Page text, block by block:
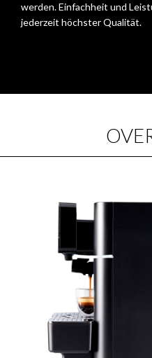
werden. Einfachheit und
jederzeit höchster Qualität.